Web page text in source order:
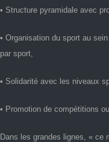
• Structure pyramidale avec
• Organisation du sport au
par sport,
• Solidarité avec les niveaux
• Promotion de compétitions
Dans les grandes lignes, « ce